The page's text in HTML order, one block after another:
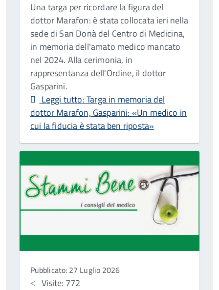
Una targa per ricordare la figura del
dottor Marafon: è stata collocata ieri nella
sede di San Donà del Centro di Medicina,
in memoria dell'amato medico mancato
nel 2024. Alla cerimonia, in
rappresentanza dell'Ordine, il dottor
Gasparini.
Leggi tutto: Targa in memoria del
dottor Marafon, Gasparini: «Un medico in
cui la fiducia è stata ben riposta»
Pubblicato: 27 Luglio 2026
Visite: 772